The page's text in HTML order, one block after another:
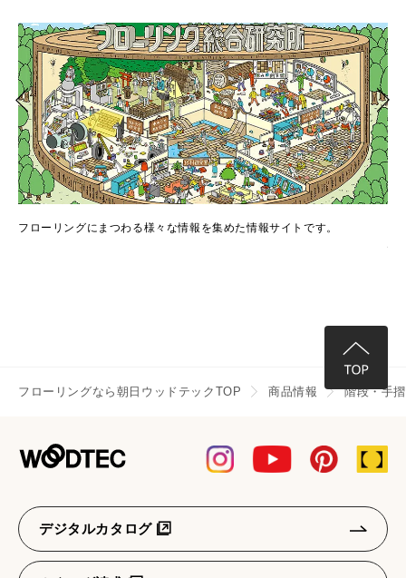
フローリングにまつわる様々な情報を集めた情報サイトです。
フローリングなら朝日ウッドテックTOP 商品情報 階段・手摺
デジタルカタログ